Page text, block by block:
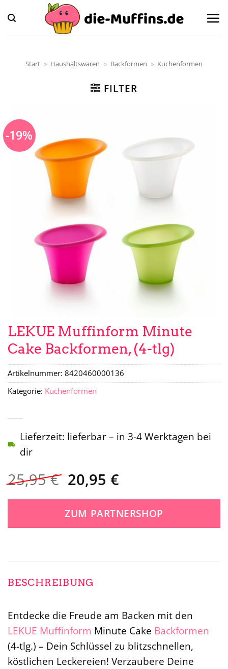
Inhalt
springen
Start » Haushaltswaren » Backformen » Kuchenformen
FILTER
-19%
LEKUE Muffinform Minute
Cake Backformen, (4-tlg)
25,95€ Ursprünglicher
Preis
war:
25,95 €
20,95 €Aktueller
ist:
20,95 €.
Lieferzeit: lieferbar – in 3-4 Werktagen bei
dir
ZUM PARTNERSHOP
Artikelnummer: 8420460000136
Kategorie: Kuchenformen
BESCHREIBUNG
Entdecke die Freude am Backen mit den
LEKUE Muffinform Minute Cake Backformen
(4-tlg.) – Dein Schlüssel zu blitzschnellen,
köstlichen Leckereien! Verzaubere Deine